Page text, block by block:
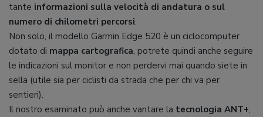
tante informazioni sulla velocità di andatura o sul
numero di chilometri percorsi.
Non solo, il modello Garmin Edge 520 è un ciclocomputer
dotato di mappa cartografica, potrete quindi anche seguire
le indicazioni sul monitor e non perdervi mai quando siete in
sella (utile sia per ciclisti da strada che per chi va per
sentieri).
Il nostro esaminato può anche vantare la tecnologia ANT+,